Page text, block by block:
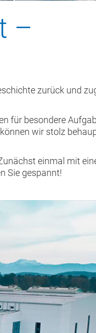
–
zurück und
für besondere
wir stolz
einmal mit
Sie gespannt!